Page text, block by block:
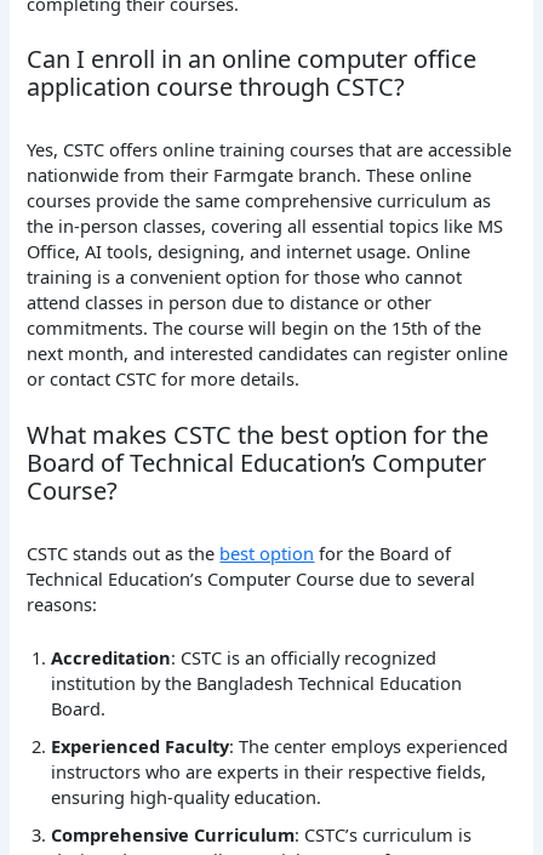
Can I enroll in an online computer office
application course through CSTC?
Yes, CSTC offers online training courses that are accessible
nationwide from their Farmgate branch. These online
courses provide the same comprehensive curriculum as
the in-person classes, covering all essential topics like MS
Office, AI tools, designing, and internet usage. Online
training is a convenient option for those who cannot
attend classes in person due to distance or other
commitments. The course will begin on the 15th of the
next month, and interested candidates can register online
or contact CSTC for more details.
What makes CSTC the best option for the
Board of Technical Education’s Computer
Course?
CSTC stands out as the best option for the Board of
Technical Education’s Computer Course due to several
reasons:
Accreditation: CSTC is an officially recognized
institution by the Bangladesh Technical Education
Board.
Experienced Faculty: The center employs experienced
instructors who are experts in their respective fields,
ensuring high-quality education.
Comprehensive Curriculum: CSTC’s curriculum is